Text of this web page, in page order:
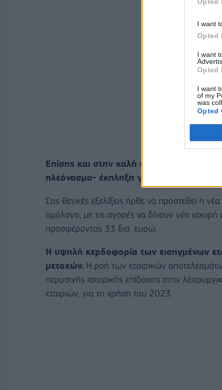
I want
Opted
I want
Opted
I want
of my
was
Opted
Επίσης και στην καλή πορεία των
πλεόνασμα- έκπληξη για το 2023,
Στις θετικές εξελίξεις ήρθε να προστεθεί η
ομόλογο, με τις αγορές να δίνουν νέα
προσφέροντας 33 δισ. ευρώ.
Η υψηλή κερδοφορία των εισηγμένων
μετοχών. Η ροή των εταιρικών
περυσινής ιστορικής επίδοσης στην
εταιριών, για τη χρήση του 2023.